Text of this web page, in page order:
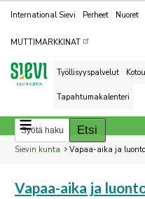
Kohderyhmät
International Sievi Perheet Nuoret
MUTTIMARKKINAT
Työllisyyspalvelut
Tapahtumakalenteri
Breadcrumbs
You
here:
Sievin kunta Vapaa-aika ja luonto
You
Vapaa-aika ja